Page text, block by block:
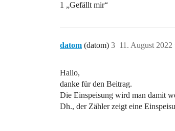
1 „Gefällt mir“
datom (datom) 11. August 2022
3
Hallo,
danke für den Beitrag.
Die Einspeisung wird man damit
Dh., der Zähler zeigt eine